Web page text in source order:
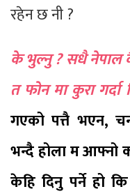
रहेन छ नी ?
के भुल्नु ? सधै नेपाल कै
त फोन मा कुरा गर्दा
गएको पत्तै भएन,
भन्दै होला म आफ्नो
केहि दिनु पर्ने हो